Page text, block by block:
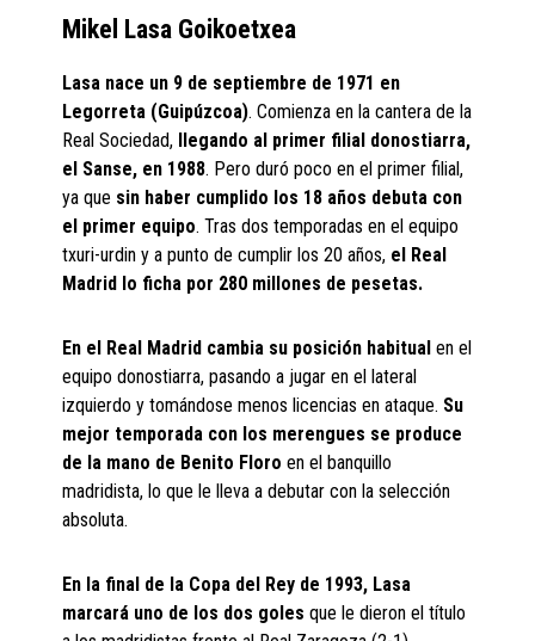
Mikel Lasa Goikoetxea
Lasa nace un 9 de septiembre de 1971 en
Legorreta (Guipúzcoa). Comienza en la cantera de la
Real Sociedad, llegando al primer filial donostiarra,
el Sanse, en 1988. Pero duró poco en el primer filial,
ya que sin haber cumplido los 18 años debuta con
el primer equipo. Tras dos temporadas en el equipo
txuri-urdin y a punto de cumplir los 20 años, el Real
Madrid lo ficha por 280 millones de pesetas.
En el Real Madrid cambia su posición habitual en el
equipo donostiarra, pasando a jugar en el lateral
izquierdo y tomándose menos licencias en ataque. Su
mejor temporada con los merengues se produce
de la mano de Benito Floro en el banquillo
madridista, lo que le lleva a debutar con la selección
absoluta.
En la final de la Copa del Rey de 1993, Lasa
marcará uno de los dos goles que le dieron el título